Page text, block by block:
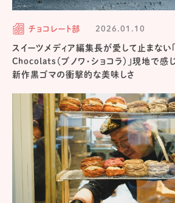
チョコレート部 2026.01.10
スイーツメディア編集長が愛して止まな
Chocolats（ブノワ・ショコラ）」現地で感
新作黒ゴマの衝撃的な美味しさ